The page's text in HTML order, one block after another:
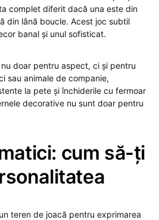
complet diferit dacă una este din
din lână boucle. Acest joc subtil
banal și unul sofisticat.
doar pentru aspect, ci și pentru
sau animale de companie,
la pete și închiderile cu fermoar
decorative nu sunt doar pentru
cum să-ți
teren de joacă pentru exprimarea